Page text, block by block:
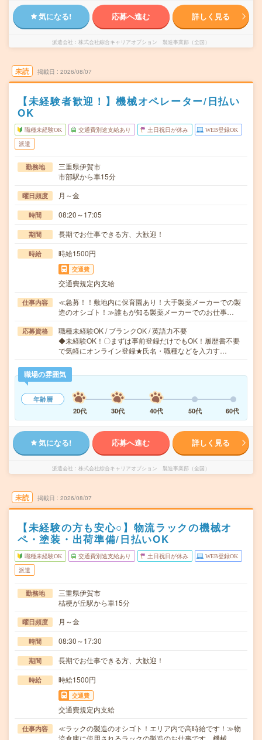
気になる! 応募へ進む 詳しく見る
派遣会社 株式会社綜合キャリアオプション 製造事業部（全国）
未読 掲載日 2026/08/07
【未経験者歓迎！】機械オペレーター/日払い
OK
職種未経験OK 交通費別途支給あり 土日祝日が休み WEB登録OK
派遣
勤務地
三重県伊賀市
市部駅から車15分
曜日頻度 月～金
時間 08:20～17:05
期間 長期でお仕事できる方、大歓迎！
時給 時給1500円
交通費
交通費規定内支給
仕事内容
≪急募！！敷地内に保育園あり！大手製薬メーカーでの製
造のオシゴト！≫誰もが知る製薬メーカーでのお仕事…
応募資格
職種未経験OK / ブランクOK / 英語力不要
◆未経験OK！〇まずは事前登録だけでもOK！履歴書不要
で気軽にオンライン登録★氏名・職種などを入力す…
職場の雰囲気
年齢層
20代
30代 40代 50代 60代
気になる! 応募へ進む 詳しく見る
派遣会社 株式会社綜合キャリアオプション 製造事業部（全国）
未読 掲載日 2026/08/07
【未経験の方も安心○】物流ラックの機械オ
ペ・塗装・出荷準備/日払いOK
職種未経験OK 交通費別途支給あり 土日祝日が休み WEB登録OK
派遣
勤務地
三重県伊賀市
桔梗が丘駅から車15分
曜日頻度 月～金
時間 08:30～17:30
期間 長期でお仕事できる方、大歓迎！
時給 時給1500円
交通費
交通費規定内支給
仕事内容
≪ラックの製造のオシゴト！エリア内で高時給です！≫物
流倉庫に使用されるラックの製造のお仕事です。機械…